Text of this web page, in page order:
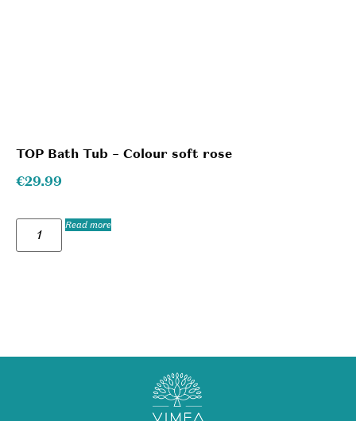
TOP Bath Tub – Colour soft rose
€29.99
Read more